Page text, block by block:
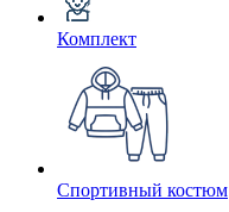
Комплект
Спортивный костюм